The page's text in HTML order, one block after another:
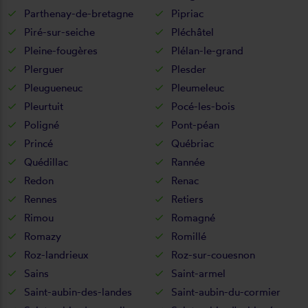
Parthenay-de-bretagne
Pipriac
Piré-sur-seiche
Pléchâtel
Pleine-fougères
Plélan-le-grand
Plerguer
Plesder
Pleugueneuc
Pleumeleuc
Pleurtuit
Pocé-les-bois
Poligné
Pont-péan
Princé
Québriac
Quédillac
Rannée
Redon
Renac
Rennes
Retiers
Rimou
Romagné
Romazy
Romillé
Roz-landrieux
Roz-sur-couesnon
Sains
Saint-armel
Saint-aubin-des-landes
Saint-aubin-du-cormier